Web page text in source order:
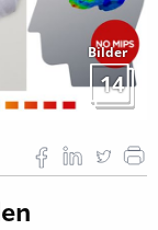
Bilder
14